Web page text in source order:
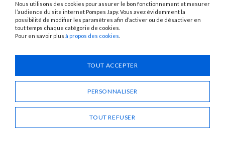
1120 Avenue OEHMICHEN - CS80015 - FR-25460 ÉTUPES
Pompes Japy
Nous utilisons des cookies pour assurer le bon fonctionnement et mesurer
l’audience du site internet Pompes Japy. Vous avez évidemment la
possibilité de modifier les paramètres afin d’activer ou de désactiver en
tout temps chaque catégorie de cookies.
Pour en savoir plus à propos des cookies
TOUT ACCEPTER
PERSONNALISER
TOUT REFUSER